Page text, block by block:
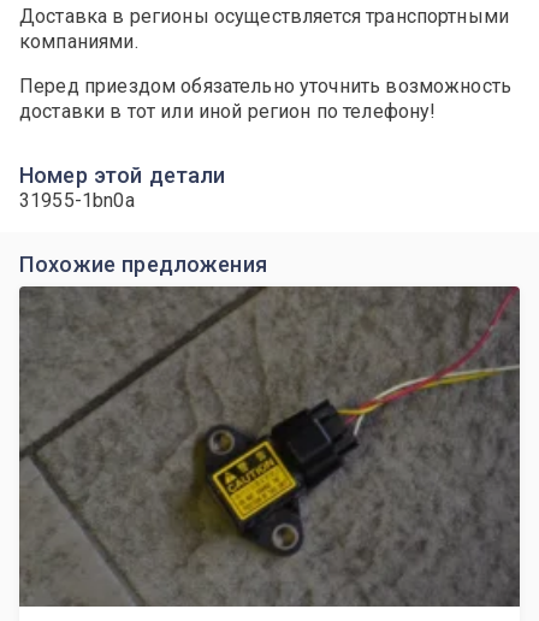
Доставка в регионы осуществляется транспортными
компаниями.
Перед приездом обязательно уточнить возможность
доставки в тот или иной регион по телефону!
Номер этой детали
31955-1bn0a
Похожие предложения